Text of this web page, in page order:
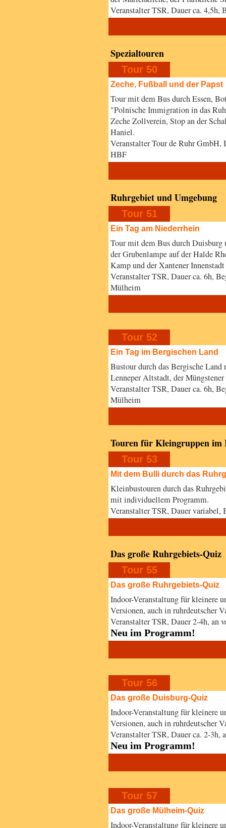
Veranstalter TSR, Dauer ca.
Spezialtouren
Tour 50
Zeche, Fußball und der Papst
Tour mit dem Bus durch Essen,
"Polnische Immigration in das
Zeche Zollverein, Stop an der
Haniel.
Veranstalter Tour de Ruhr GmbH,
HBF
Ruhrgebiet und Umgebung
Tour 51
Ein Tag am Niederrhein
Tour mit dem Bus durch
der Grubenlampe auf der Halde
Kamp und der Xantener
Veranstalter TSR, Dauer ca. 6h,
Mülheim
Tour 52
Ein Tag im Bergischen Land
Bustour durch das Bergische
Lenneper Altstadt, der
Veranstalter TSR, Dauer ca. 6h,
Mülheim
Touren für Kleingruppen im
Tour 53
Mit dem Bulli durch das
Kleinbustouren durch das
mit individuellem Programm.
Veranstalter TSR, Dauer variabel,
Das große Ruhrgebiets-Quiz
Tour 55
Das große Ruhrgebiets-Quiz
Indoor-Veranstaltung für kleinere
Versionen, auch in ruhrdeutscher
Veranstalter TSR, Dauer 2-4h, an
Neu im Programm!
Tour 56
Das große Duisburg-Quiz
Indoor-Veranstaltung für kleinere
Versionen, auch in ruhrdeutscher
Veranstalter TSR, Dauer ca. 2-3h,
Neu im Programm!
Tour 57
Das große Mülheim-Quiz
Indoor-Veranstaltung für kleinere